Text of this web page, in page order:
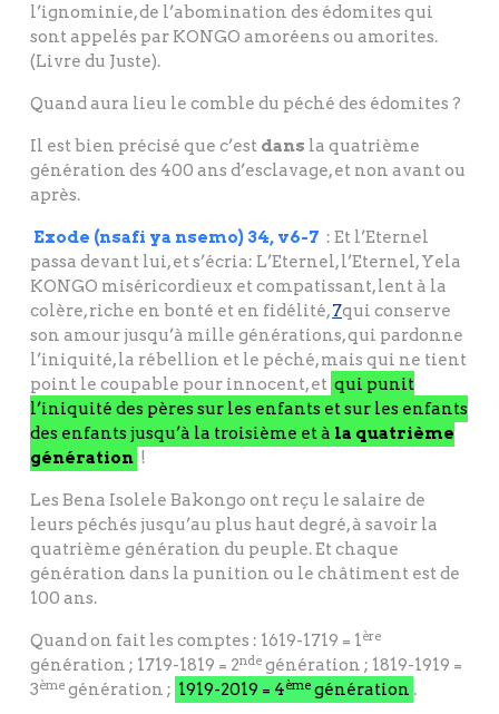
l’ignominie, de l’abomination des édomites qui
sont appelés par KONGO amoréens ou amorites.
(Livre du Juste).
Quand aura lieu le comble du péché des édomites ?
Il est bien précisé que c’est dans la quatrième
génération des 400 ans d’esclavage, et non avant ou
après.
Exode (nsafi ya nsemo) 34, v6-7 : Et l’Eternel
passa devant lui, et s’écria: L’Eternel, l’Eternel, Yela
KONGO miséricordieux et compatissant, lent à la
colère, riche en bonté et en fidélité,7qui conserve
son amour jusqu’à mille générations, qui pardonne
l’iniquité, la rébellion et le péché, mais qui ne tient
point le coupable pour innocent, et qui punit
l’iniquité des pères sur les enfants et sur les enfants
des enfants jusqu’à la troisième et à la quatrième
génération !
Les Bena Isolele Bakongo ont reçu le salaire de
leurs péchés jusqu’au plus haut degré, à savoir la
quatrième génération du peuple. Et chaque
génération dans la punition ou le châtiment est de
100 ans.
Quand on fait les comptes : 1619-1719 = 1ère
génération ; 1719-1819 = 2nde génération ; 1819-1919 =
3ème génération ; 1919-2019 = 4ème génération .